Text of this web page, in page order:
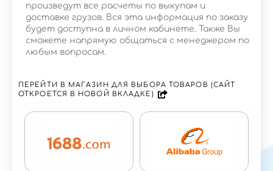
произведут все расчеты по выкупам и
доставке грузов. Вся эта информация по заказу
будет доступна в личном кабинете. Также Вы
сможете напрямую общаться с менеджером по
любым вопросам.
ПЕРЕЙТИ В МАГАЗИН ДЛЯ ВЫБОРА ТОВАРОВ (САЙТ
ОТКРОЕТСЯ В НОВОЙ ВКЛАДКЕ)